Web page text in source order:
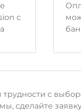
с
трудности с
сделайте